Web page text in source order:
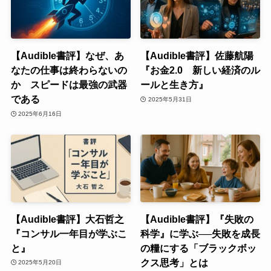
【Audible書評】なぜ、あ
なたの仕事は終わらないの
か スピードは最強の武器
である
2025年6月16日
【Audible書評】佐藤航陽
『お金2.0 新しい経済のル
ールと生き方』
2025年5月31日
【Audible書評】大石哲之
『コンサル一年目が学ぶこ
と』
2025年5月20日
【Audible書評】『失敗の
科学』に学ぶ──失敗を成長
の糧にする「ブラックボッ
クス思考」とは